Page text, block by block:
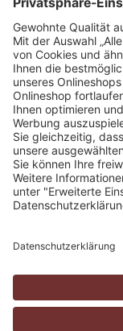
Öffnungszeiten
© 2026 Camper
CAMPER
Fragen und
Fahrzeugportal
Wohnmobil
Camper-